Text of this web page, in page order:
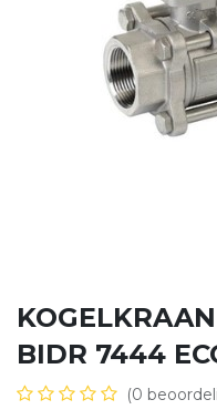
BIDR 7444
(0